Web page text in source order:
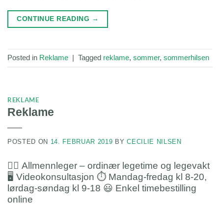
CONTINUE READING →
Posted in Reklame | Tagged reklame, sommer, sommerhilsen
REKLAME
Reklame
POSTED ON 14. FEBRUAR 2019 BYCECILIE NILSEN
👩‍⚕️ Allmennleger – ordinær legetime og legevakt
🖥 Videokonsultasjon ⏱ Mandag-fredag kl 8-20,
lørdag-søndag kl 9-18 😃 Enkel timebestilling
online